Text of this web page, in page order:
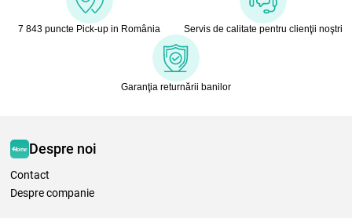
7 843 puncte Pick-up in România Servis de calitate pentru clienţii noştri
Garanţia returnării banilor
Despre noi
Contact
Despre companie